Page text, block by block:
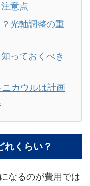
意点
光軸調整の重
っておくべき
カウルは計画
れくらい？
なるのが費用では